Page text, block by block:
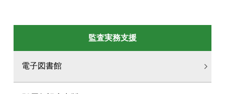
監査実務支援
電子図書館